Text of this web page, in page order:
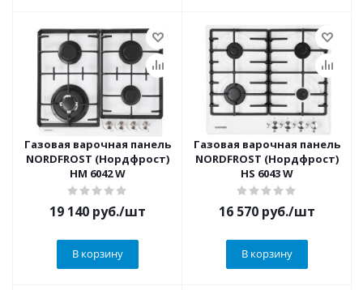
Газовая варочная панель
NORDFROST (Нордфрост)
HM 6042 W
19 140 руб./шт
В корзину
Газовая варочная панель
NORDFROST (Нордфрост)
HS 6043 W
16 570 руб./шт
В корзину